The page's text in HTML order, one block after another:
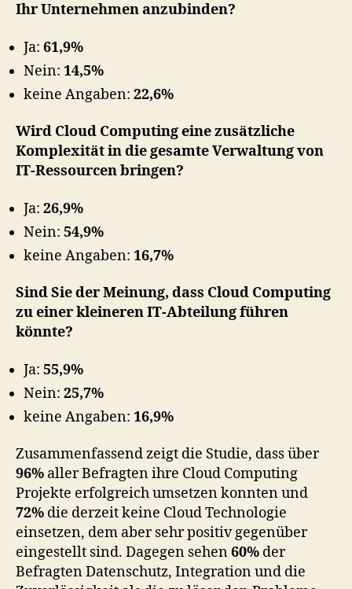
Ihr Unternehmen anzubinden?
Ja: 61,9%
Nein: 14,5%
keine Angaben: 22,6%
Wird Cloud Computing eine zusätzliche
Komplexität in die gesamte Verwaltung von
IT-Ressourcen bringen?
Ja: 26,9%
Nein: 54,9%
keine Angaben: 16,7%
Sind Sie der Meinung, dass Cloud Computing
zu einer kleineren IT-Abteilung führen
könnte?
Ja: 55,9%
Nein: 25,7%
keine Angaben: 16,9%
Zusammenfassend zeigt die Studie, dass über
96% aller Befragten ihre Cloud Computing
Projekte erfolgreich umsetzen konnten und
72% die derzeit keine Cloud Technologie
einsetzen, dem aber sehr positiv gegenüber
eingestellt sind. Dagegen sehen60% der
Befragten Datenschutz, Integration und die